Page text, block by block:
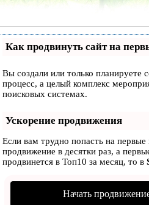
Как продвинуть сайт на
Вы создали или только планируете
процесс, а целый комплекс
поисковых системах.
Ускорение продвижения
Если вам трудно попасть на
продвижение в десятки раз, а
продвинется в Топ10 за месяц, то в
Начать